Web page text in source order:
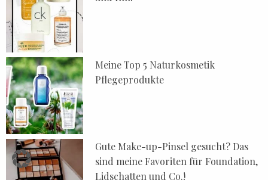
Meine Top 5 Naturkosmetik
Pflegeprodukte
Gute Make-up-Pinsel gesucht? Das
sind meine Favoriten für Foundation,
Lidschatten und Co.!